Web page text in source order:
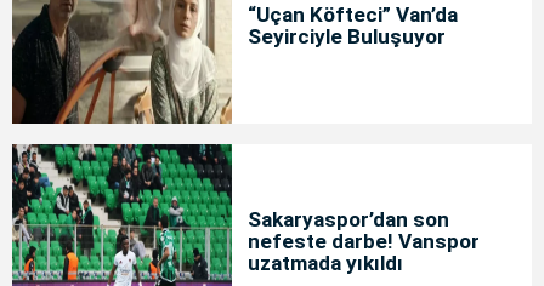
“Uçan Köfteci” Van’da
Seyirciyle Buluşuyor
Sakaryaspor’dan son
nefeste darbe! Vanspor
uzatmada yıkıldı